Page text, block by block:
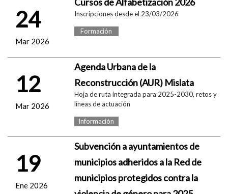
24
Mar 2026
Inscripciones desde el 23/03/2026
Formación
12
Mar 2026
Agenda Urbana de la
Reconstrucción (AUR) Mislata
Hoja de ruta integrada para 2025-2030, retos y
líneas de actuación
Información
19
Ene 2026
Subvención a ayuntamientos de
municipios adheridos a la Red de
municipios protegidos contra la